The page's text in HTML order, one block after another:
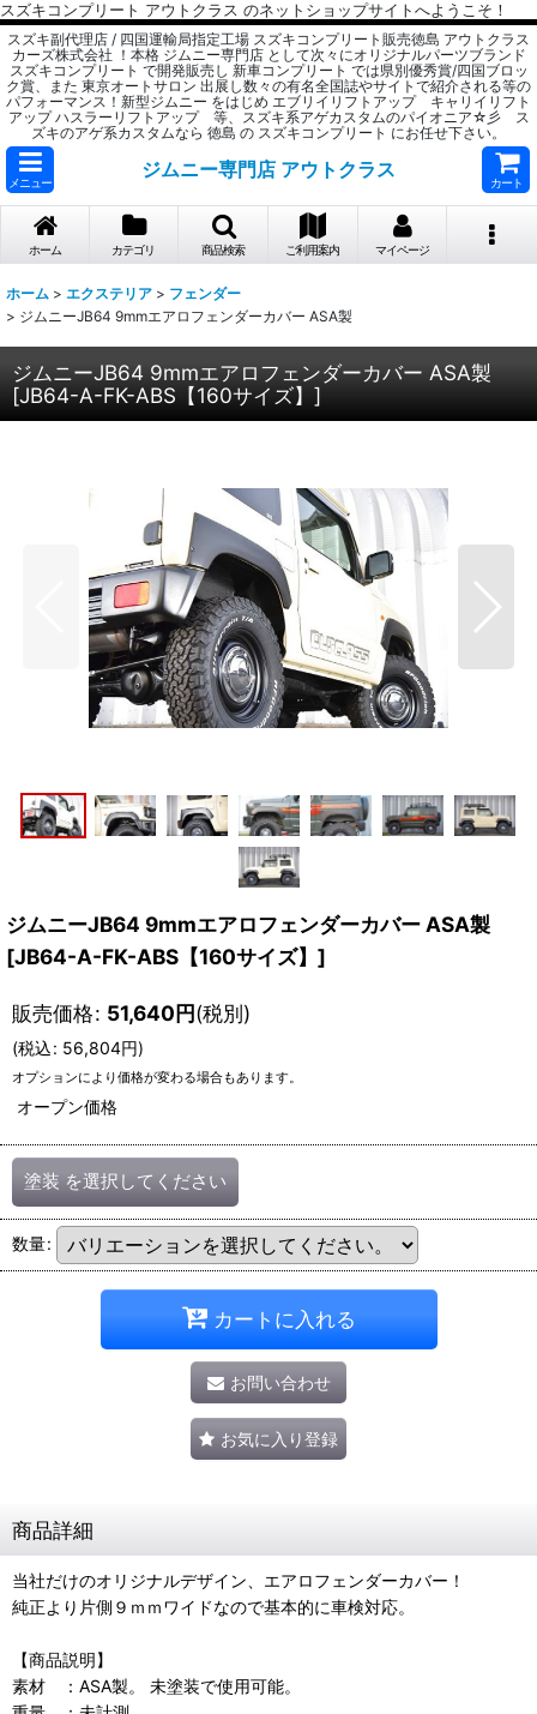
スズキコンプリート アウトクラス のネットショップサイトへようこそ！
スズキ副代理店 / 四国運輸局指定工場 スズキコンプリート販売徳島 アウトクラス
カーズ株式会社 ！本格 ジムニー専門店 として次々にオリジナルパーツブランド
スズキコンプリート で開発販売し 新車コンプリート では県別優秀賞/四国ブロッ
ク賞、また 東京オートサロン 出展し数々の有名全国誌やサイトで紹介される等の
パフォーマンス！新型ジムニー をはじめ エブリイリフトアップ キャリイリフト
アップ ハスラーリフトアップ 等、スズキ系アゲカスタムのパイオニア☆彡 ス
ズキのアゲ系カスタムなら 徳島 の スズキコンプリート にお任せ下さい。
メニュー
ジムニー専門店 アウトクラス
カート
ホーム カテゴリ 商品検索 ご利用案内 マイページ
ホーム > エクステリア > フェンダー
> ジムニーJB64 9mmエアロフェンダーカバー ASA製
ジムニーJB64 9mmエアロフェンダーカバー ASA製
[JB64-A-FK-ABS【160サイズ】 ]
ジムニーJB64 9mmエアロフェンダーカバー ASA製
[JB64-A-FK-ABS【160サイズ】 ]
販売価格: 51,640円(税別)
(税込: 56,804円)
オプションにより価格が変わる場合もあります。
オープン価格
塗装 を選択してください
数量:
カートに入れる
お問い合わせ
お気に入り登録
商品詳細
当社だけのオリジナルデザイン、エアロフェンダーカバー！
純正より片側９ｍｍワイドなので基本的に車検対応。
【商品説明】
素材 ：ASA製。 未塗装で使用可能。